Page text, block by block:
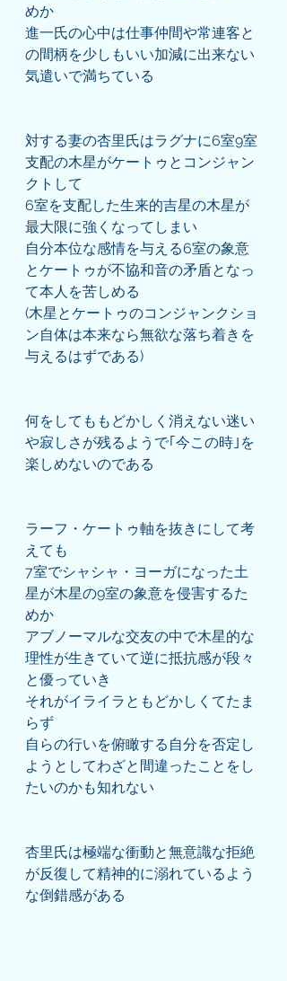
めか
進一氏の心中は仕事仲間や常連客と
の間柄を少しもいい加減に出来ない
気遣いで満ちている
対する妻の杏里氏はラグナに6室9室
支配の木星がケートゥとコンジャン
クトして
6室を支配した生来的吉星の木星が
最大限に強くなってしまい
自分本位な感情を与える6室の象意
とケートゥが不協和音の矛盾となっ
て本人を苦しめる
(木星とケートゥのコンジャンクショ
ン自体は本来なら無欲な落ち着きを
与えるはずである)
何をしてももどかしく消えない迷い
や寂しさが残るようで｢今この時｣を
楽しめないのである
ラーフ・ケートゥ軸を抜きにして考
えても
7室でシャシャ・ヨーガになった土
星が木星の9室の象意を侵害するた
めか
アブノーマルな交友の中で木星的な
理性が生きていて逆に抵抗感が段々
と優っていき
それがイライラともどかしくてたま
らず
自らの行いを俯瞰する自分を否定し
ようとしてわざと間違ったことをし
たいのかも知れない
杏里氏は極端な衝動と無意識な拒絶
が反復して精神的に溺れているよう
な倒錯感がある